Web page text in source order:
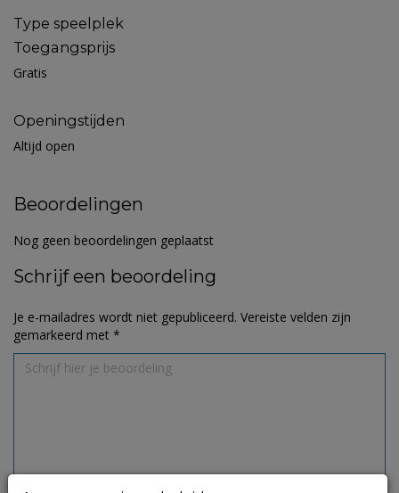
Type speelplek
Toegangsprijs
Gratis
Openingstijden
Altijd open
Beoordelingen
Nog geen beoordelingen geplaatst
Schrijf een beoordeling
Je e-mailadres wordt niet gepubliceerd. Vereiste velden zijn
gemarkeerd met *